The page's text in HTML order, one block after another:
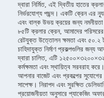
দ্বারা নির্মিত, এই দ্বিতীয় হাতের
নির্ভরযোগ্য পছন্দ। একটি ক্রেন এর
এবং বাল্ক উভয় ক্রয়ের জন্য নমনীয়তা
৮৫টি ক্রলার ক্রেন, আমাদের
রেটযুক্ত উত্তোলন ক্ষমতা এবং ৫০.২
চাহিদাযুক্ত নির্মাণ প্রকল্পগুলির জন্য
দ্বারা চালিত, এটি
কর্মক্ষমতা এবং স্থায়িত্ব সরবরাহ করে।
আপনার বাজেট এবং প্রকল্পের
সাপেক্ষ। নিরাপদ এবং সুরক্ষিত
প্রয়োজনীয়তা অনুসারে প্যাকেজিং